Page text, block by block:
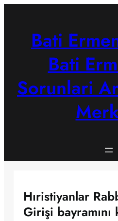
Bati
Bati
Sorunlari
Hıristiyanlar
Girişi bayramını